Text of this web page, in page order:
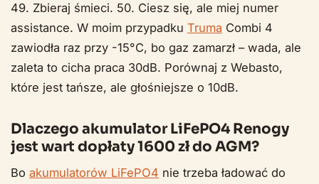
49. Zbieraj śmieci. 50. Ciesz się, ale miej numer
assistance. W moim przypadku Truma Combi 4
zawiodła raz przy -15°C, bo gaz zamarzł – wada, ale
zaleta to cicha praca 30dB. Porównaj z Webasto,
które jest tańsze, ale głośniejsze o 10dB.
Dlaczego akumulator LiFePO4 Renogy
jest wart dopłaty 1600 zł do AGM?
Bo akumulatorów LiFePO4 nie trzeba ładować do